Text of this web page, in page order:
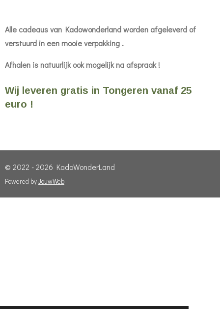
Alle cadeaus van Kadowonderland worden afgeleverd of
verstuurd in een mooie verpakking .
Afhalen is natuurlijk ook mogelijk na afspraak !
Wij leveren gratis in Tongeren vanaf 25
euro !
© 2022 - 2026 KadoWonderLand
Powered byJouwWeb